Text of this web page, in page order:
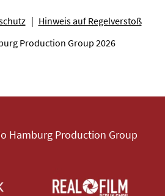
Hinweis auf Regelverstoß
Production Group 2026
Hamburg Production Group